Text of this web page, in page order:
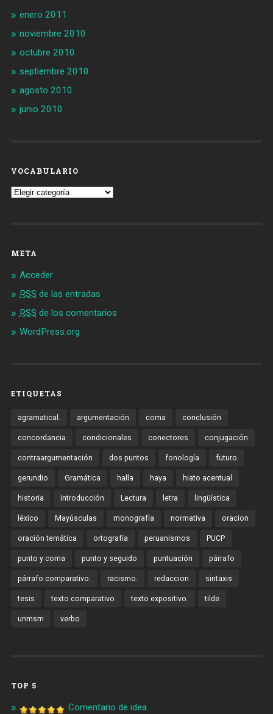
enero 2011
noviembre 2010
octubre 2010
septiembre 2010
agosto 2010
junio 2010
VOCABULARIO
Vocabulario
META
Acceder
RSS de las entradas
RSS de los comentarios
WordPress.org
ETIQUETAS
agramatical. argumentación coma conclusión
concordancia condicionales conectores conjugación
contraargumentación dos puntos fonología futuro
gerundio Gramática halla haya hiato acentual
historia introducción Lectura letra lingüística
léxico Mayúsculas monografía normativa oracion
oración temática ortografía peruanismos PUCP
punto y coma punto y seguido puntuación párrafo
párrafo comparativo. racismo. redaccion sintaxis
tesis texto comparativo texto expositivo. tilde
unmsm verbo
TOP 5
Comentario de idea